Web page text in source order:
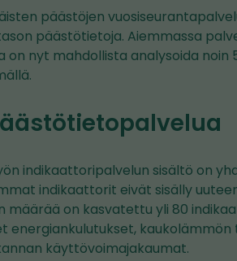
päästöjen
päästötietoja. Aiemmassa
on nyt mahdollista analysoida noin
indikaattoripalvelun sisältö on
indikaattorit eivät sisälly
on kasvatettu yli 80
energiankulutukset,
käyttövoimajakaumat.